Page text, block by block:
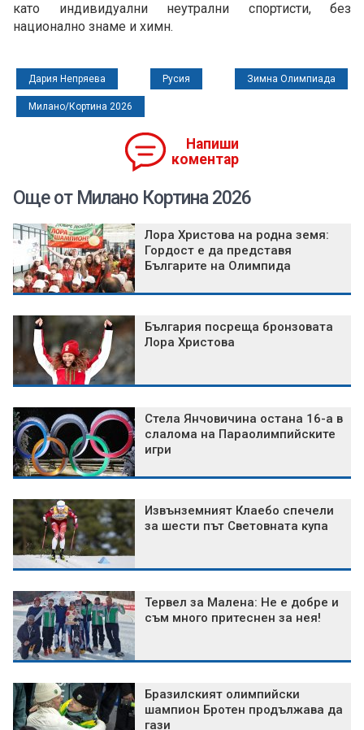
като индивидуални неутрални спортисти, без
национално знаме и химн.
Дария Непряева Русия Зимна Олимпиада
Милано/Кортина 2026
Напиши
коментар
Още от Милано Кортина 2026
Лора Христова на родна земя:
Гордост е да представя
Българите на Олимпида
България посреща бронзовата
Лора Христова
Стела Янчовичина остана 16-а в
слалома на Параолимпийските
игри
Извънземният Клаебо спечели
за шести път Световната купа
Тервел за Малена: Не е добре и
съм много притеснен за нея!
Бразилският олимпийски
шампион Бротен продължава да
гази